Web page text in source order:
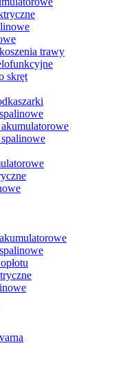
trawy
skręt